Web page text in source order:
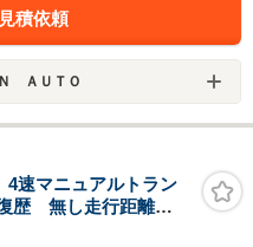
積依頼
ＡＵＴＯ
速マニュアルトラン
歴 無し走行距離